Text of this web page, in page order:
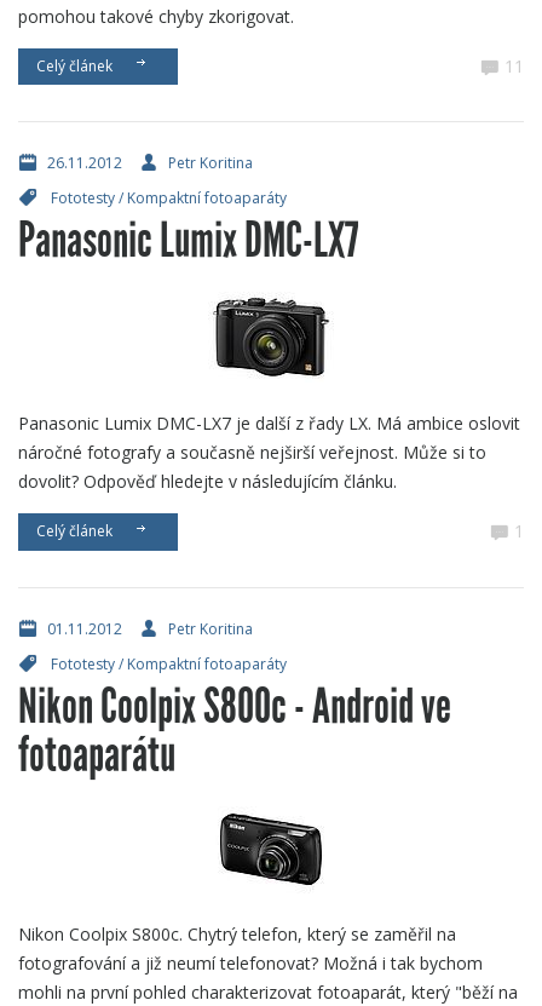
pomohou takové chyby zkorigovat.
Celý článek 11
26.11.2012
Petr Koritina
Fototesty/ Kompaktní fotoaparáty
Panasonic Lumix DMC-LX7
Panasonic Lumix DMC-LX7 je další z řady LX. Má ambice oslovit
náročné fotografy a současně nejširší veřejnost. Může si to
dovolit? Odpověď hledejte v následujícím článku.
Celý článek 1
01.11.2012
Petr Koritina
Fototesty/ Kompaktní fotoaparáty
Nikon Coolpix S800c - Android ve
fotoaparátu
Nikon Coolpix S800c. Chytrý telefon, který se zaměřil na
fotografování a již neumí telefonovat? Možná i tak bychom
mohli na první pohled charakterizovat fotoaparát, který "běží na